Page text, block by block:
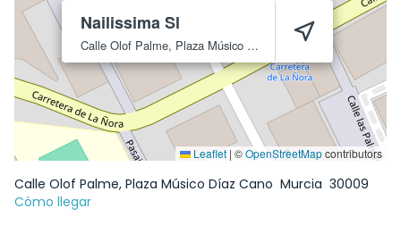
Nailissima Sl
Calle Olof Palme, Plaza Músico Díaz Cano Murcia
Leaflet | ©OpenStreetMapcontributors
Calle Olof Palme, Plaza Músico Díaz Cano Murcia 30009
Cómo llegar